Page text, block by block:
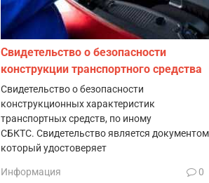
Свидетельство о безопасности
конструкции транспортного средства
Свидетельство о безопасности
конструкционных характеристик
транспортных средств, по иному
СБКТС. Свидетельство является
который удостоверяет
Информация 0